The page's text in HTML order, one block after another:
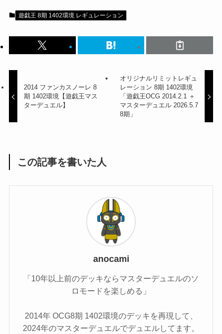
遊戯王 8期 1402環境 レギュレーション
2014 ファンカスノーレ 8
期 1402環境【遊戯王マス
ターデュエル】
オリジナルリミットレギュ
レーション 8期 1402環境
「遊戯王OCG 2014.2.1 ＋
マスターデュエル 2026.5.7
8期」
この記事を書いた人
anocami
「10年以上前のデッキならマスターデュエルのソ
ロモードを楽しめる」
2014年 OCG8期 1402環境のデッキを再現して、
2024年のマスターデュエルでデュエルしてます。